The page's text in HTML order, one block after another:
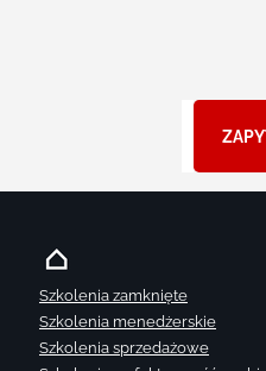
Szkolenia zamknięte
Szkolenia menedżerskie
Szkolenia sprzedażowe